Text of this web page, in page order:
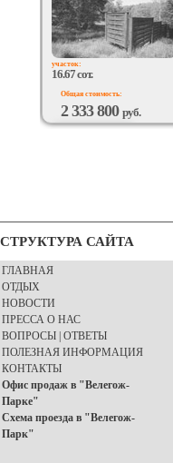
участок:
16.67 сот.
Общая стоимость:
2 333 800 руб.
ВОЗМОЖЕН
СТРУКТУРА САЙТА
ГЛАВНАЯ
ОТДЫХ
НОВОСТИ
ПРЕССА О НАС
ВОПРОСЫ | ОТВЕТЫ
ПОЛЕЗНАЯ ИНФОРМАЦИЯ
КОНТАКТЫ
Офис продаж в "Велегож-
Парке"
Схема проезда в "Велегож-
Парк"